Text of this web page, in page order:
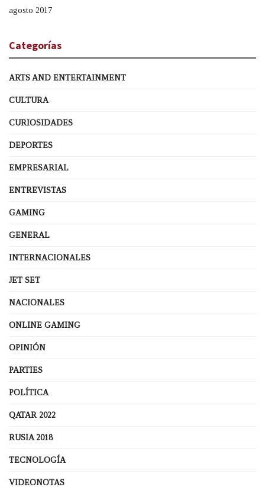
agosto 2017
Categorías
ARTS AND ENTERTAINMENT
CULTURA
CURIOSIDADES
DEPORTES
EMPRESARIAL
ENTREVISTAS
GAMING
GENERAL
INTERNACIONALES
JET SET
NACIONALES
ONLINE GAMING
OPINIÓN
PARTIES
POLÍTICA
QATAR 2022
RUSIA 2018
TECNOLOGÍA
VIDEONOTAS